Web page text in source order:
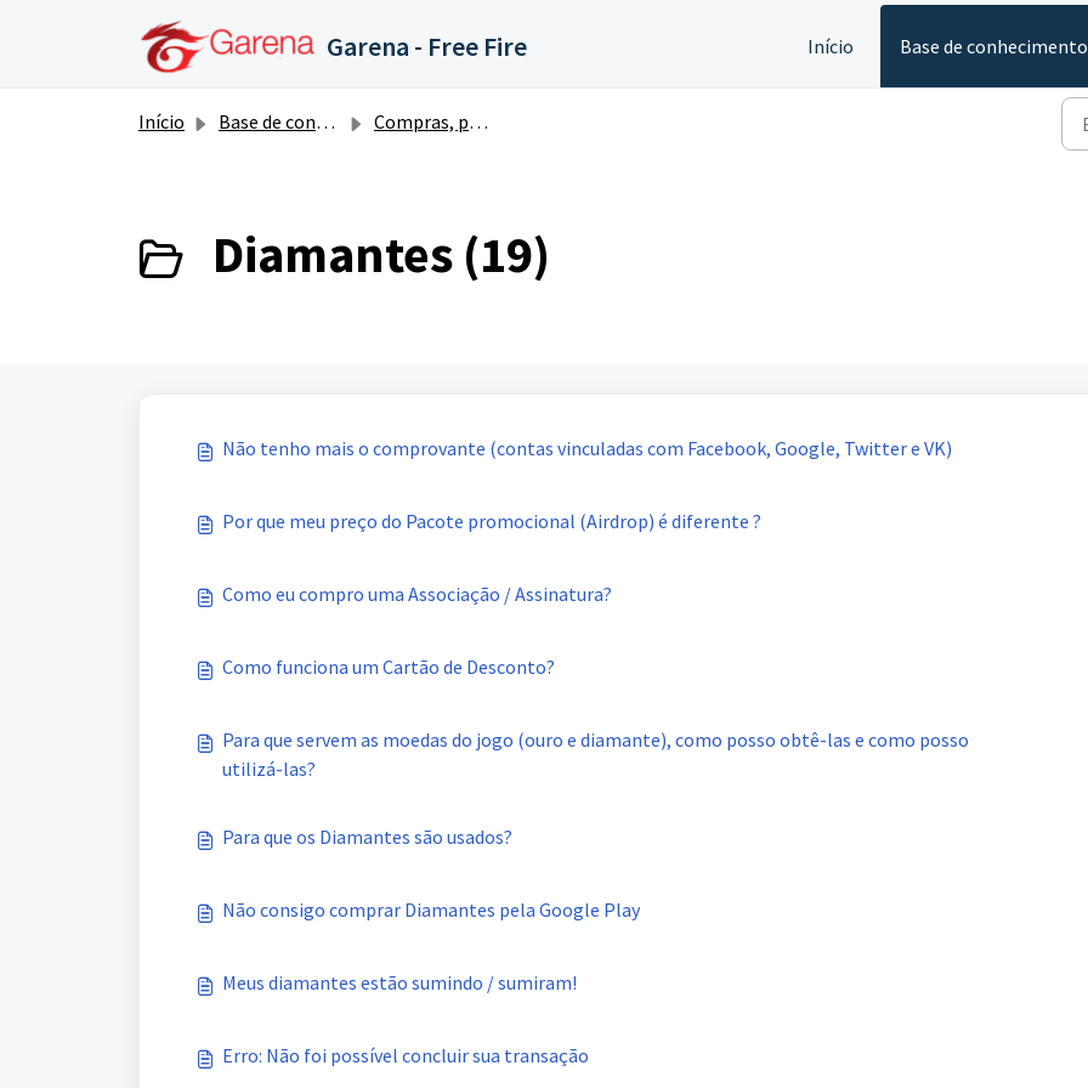
Garena - Free Fire Início Base de conhecimento
Início Base de conhecimento Compras, pagamentos, diamantes e ouro
Diamantes (19)
Não tenho mais o comprovante (contas vinculadas com Facebook, Google, Twitter e VK)
Por que meu preço do Pacote promocional (Airdrop) é diferente ?
Como eu compro uma Associação / Assinatura?
Como funciona um Cartão de Desconto?
Para que servem as moedas do jogo (ouro e diamante), como posso obtê-las e como posso
utilizá-las?
Para que os Diamantes são usados?
Não consigo comprar Diamantes pela Google Play
Meus diamantes estão sumindo / sumiram!
Erro: Não foi possível concluir sua transação